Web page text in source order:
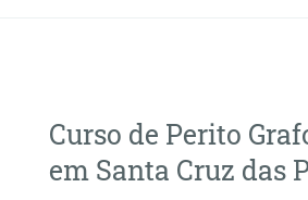
Curso de Perito
em Santa Cruz das